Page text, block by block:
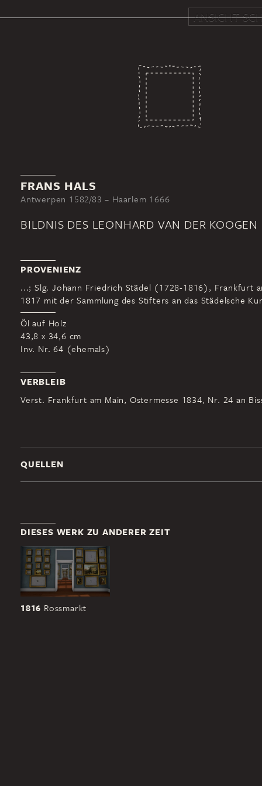
ANSICHT
FRANS HALS
Antwerpen 1582/83 – Haarlem 1666
BILDNIS DES LEONHARD VAN DER KOOGEN
PROVENIENZ
...; Slg. Johann Friedrich Städel (1728-1816), Frankfurt
1817 mit der Sammlung des Stifters an das Städelsche
Öl auf Holz
43,8 x 34,6 cm
Inv. Nr. 64 (ehemals)
VERBLEIB
Verst. Frankfurt am Main, Ostermesse 1834, Nr. 24 an
QUELLEN
DIESES WERK ZU ANDERER ZEIT
1816 Rossmarkt